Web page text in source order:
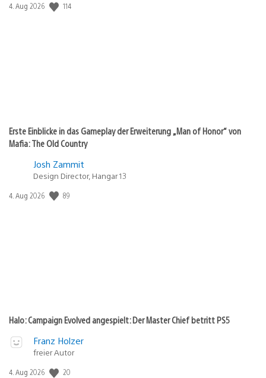
Veröffentlichungsdatum:
4. Aug 2026 114
Erste Einblicke in das Gameplay der Erweiterung „Man of Honor“ von
Mafia: The Old Country
Josh Zammit
Design Director, Hangar 13
Veröffentlichungsdatum:
4. Aug 2026 89
Halo: Campaign Evolved angespielt: Der Master Chief betritt PS5
Franz Holzer
freier Autor
Veröffentlichungsdatum:
4. Aug 2026 20